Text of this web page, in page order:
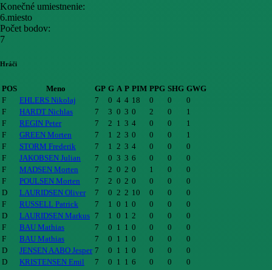
Konečné umiestnenie:
6.miesto
Počet bodov:
7
Hráči
POS Meno GP G A P PIM PPG SHG GWG
F
EHLERS Nikolaj 7 0 4 4 18 0 0
0
F
HARDT Nichlas 7 3 0 3 0 2 0
1
F
REGIN Peter 7 2 1 3 4 0 0
1
F
GREEN Morten 7 1 2 3 0 0 0
1
F
STORM Frederik 7 1 2 3 4 0 0
0
F
JAKOBSEN Julian 7 0 3 3 6 0 0
0
F
MADSEN Morten 7 2 0 2 0 1 0
0
F
POULSEN Morten 7 2 0 2 0 0 0
0
D
LAURIDSEN Oliver 7 0 2 2 10 0 0
0
F
RUSSELL Patrick 7 1 0 1 0 0 0
0
D
LAURIDSEN Markus 7 1 0 1 2 0 0
0
F
BAU Mathias 7 0 1 1 0 0 0
0
F
BAU Mathias 7 0 1 1 0 0 0
0
D
JENSEN AABO Jesper 7 0 1 1 0 0 0
0
D
KRISTENSEN Emil 7 0 1 1 6 0 0
0